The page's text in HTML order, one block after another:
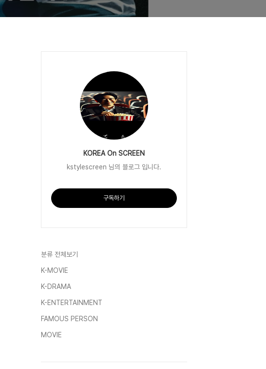
KOREA On SCREEN
kstylescreen 님의 블로그 입니다.
구독하기
분류 전체보기
K-MOVIE
K-DRAMA
K-ENTERTAINMENT
FAMOUS PERSON
MOVIE